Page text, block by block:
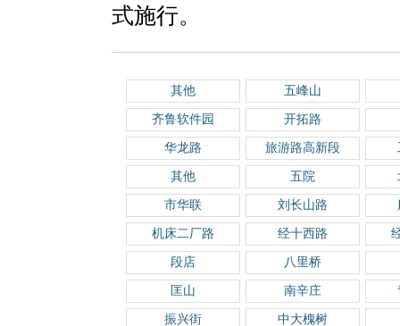
式施行。
其他 五峰山
齐鲁软件园 开拓路
华龙路 旅游路高新段
其他 五院
市华联 刘长山路
机床二厂路 经十西路
段店 八里桥
匡山 南辛庄
振兴街 中大槐树